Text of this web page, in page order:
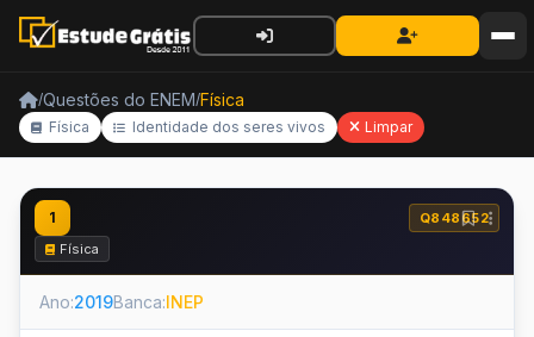
/Questões do ENEM/Física
Física Identidade dos seres vivos Limpar
1
Q848652
Física
Ano:2019Banca:INEP